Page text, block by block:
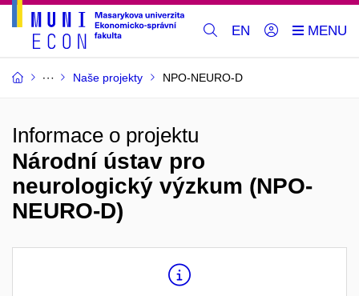
EN
Naše projekty NPO-NEURO-D
Informace o projektu
Národní ústav pro
neurologický výzkum (NPO-
NEURO-D)